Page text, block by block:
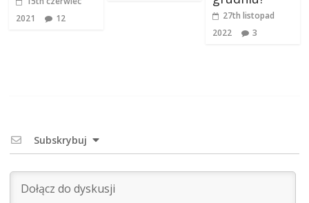
2021
12
27th listopad
2022
3
Subskrybuj